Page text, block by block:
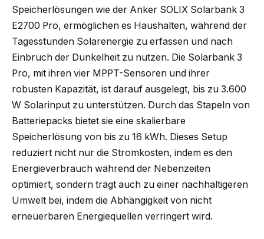
Speicherlösungen wie der Anker SOLIX Solarbank 3
E2700 Pro, ermöglichen es Haushalten, während der
Tagesstunden Solarenergie zu erfassen und nach
Einbruch der Dunkelheit zu nutzen. Die Solarbank 3
Pro, mit ihren vier MPPT-Sensoren und ihrer
robusten Kapazität, ist darauf ausgelegt, bis zu 3.600
W Solarinput zu unterstützen. Durch das Stapeln von
Batteriepacks bietet sie eine skalierbare
Speicherlösung von bis zu 16 kWh. Dieses Setup
reduziert nicht nur die Stromkosten, indem es den
Energieverbrauch während der Nebenzeiten
optimiert, sondern trägt auch zu einer nachhaltigeren
Umwelt bei, indem die Abhängigkeit von nicht
erneuerbaren Energiequellen verringert wird.